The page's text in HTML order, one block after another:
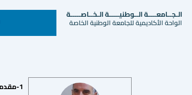
الـجــامعــــة الــوطنيـــــة الـخــاصـــــة
الواحة الأكاديمية للجامعة الوطنية الخاصة
1-مقدمة: